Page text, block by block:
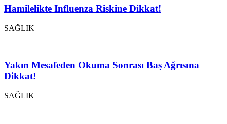
Hamilelikte Influenza Riskine Dikkat!
SAĞLIK
Yakın Mesafeden Okuma Sonrası Baş Ağrısına
Dikkat!
SAĞLIK